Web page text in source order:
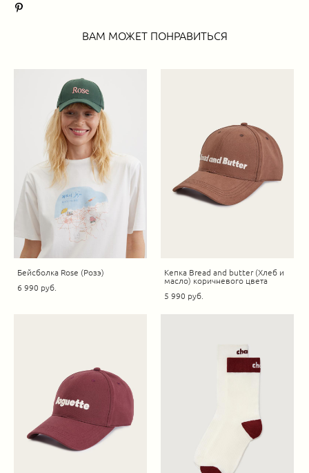
ВАМ МОЖЕТ ПОНРАВИТЬСЯ
Бейсболка Rose (Розэ)
6 990 pуб.
Кепка Bread and butter (Хлеб и
масло) коричневого цвета
5 990 pуб.